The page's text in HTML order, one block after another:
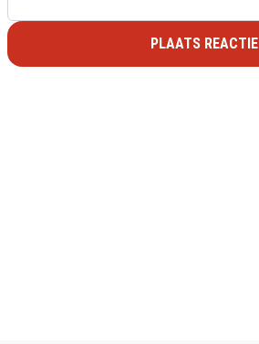
PLAATS REACTIE